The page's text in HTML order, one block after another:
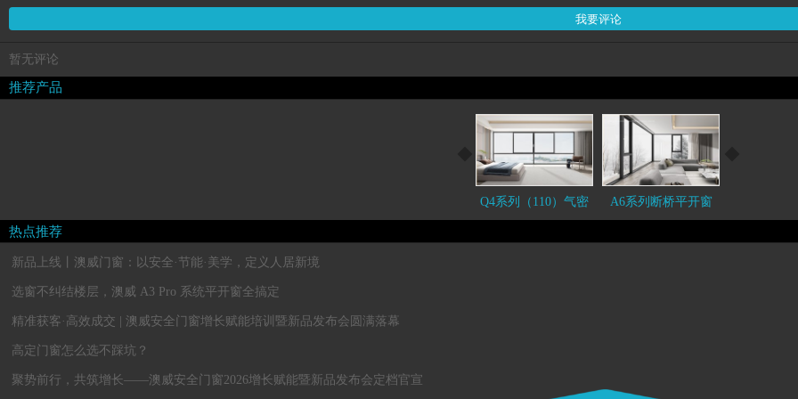
暂无评论
推荐产品
Q4系列（110）气密 A6系列断桥平开窗
热点推荐
新品上线丨澳威门窗：以安全·节能·美学，定义人居新境
选窗不纠结楼层，澳威 A3 Pro 系统平开窗全搞定
精准获客·高效成交 | 澳威安全门窗增长赋能培训暨新品发布会圆满落幕
高定门窗怎么选不踩坑？
聚势前行，共筑增长——澳威安全门窗2026增长赋能暨新品发布会定档官宣